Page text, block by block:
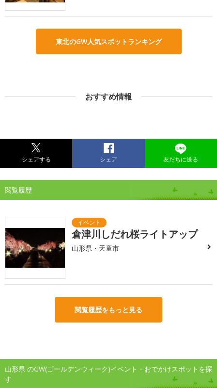
東北のGW人気スポットランキング
おすすめ情報
シェアする シェア 友だちに送る
閲覧履歴
倉津川しだれ桜ライトアップ
山形県・天童市
閲覧履歴をもっと見る
山形県 のGW(ゴールデンウィーク)イベント・おでかけスポットを探
す